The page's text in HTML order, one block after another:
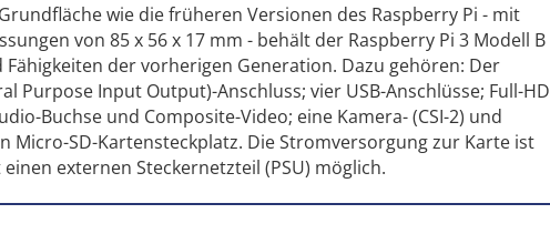
wie die früheren Versionen des Raspberry Pi - mit
von 85 x 56 x 17 mm - behält der Raspberry Pi 3 Modell B
der vorherigen Generation. Dazu gehören: Der
Purpose Input Output)-Anschluss; vier USB-Anschlüsse; Full-HD
Buchse und Composite-Video; eine Kamera- (CSI-2) und
Micro-SD-Kartensteckplatz. Die Stromversorgung zur Karte ist
externen Steckernetzteil (PSU) möglich.